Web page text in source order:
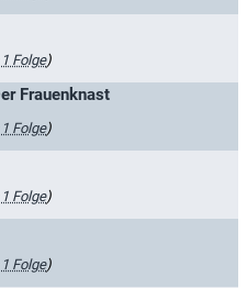
1 Folge)
Frauenknast
1 Folge)
1 Folge)
1 Folge)